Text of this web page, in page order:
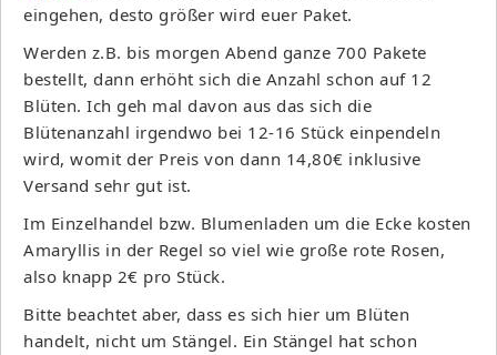
eingehen, desto größer wird euer Paket.
Werden z.B. bis morgen Abend ganze 700 Pakete
bestellt, dann erhöht sich die Anzahl schon auf 12
Blüten. Ich geh mal davon aus das sich die
Blütenanzahl irgendwo bei 12-16 Stück einpendeln
wird, womit der Preis von dann 14,80€ inklusive
Versand sehr gut ist.
Im Einzelhandel bzw. Blumenladen um die Ecke kosten
Amaryllis in der Regel so viel wie große rote Rosen,
also knapp 2€ pro Stück.
Bitte beachtet aber, dass es sich hier um Blüten
handelt, nicht um Stängel. Ein Stängel hat schon